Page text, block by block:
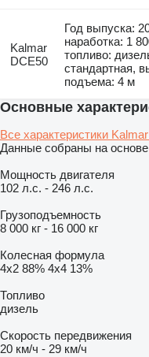
Kalmar
DCE50
Год выпуска:
наработка: 1
топливо:
стандартная,
подъема: 4 м
Основные
Все характеристики
Данные собраны на
Мощность двигателя
102 л.с. - 246 л.с.
Грузоподъемность
8 000 кг - 16 000 кг
Колесная формула
4x2 88% 4x4 13%
Топливо
дизель
Скорость передвижения
20 км/ч - 29 км/ч